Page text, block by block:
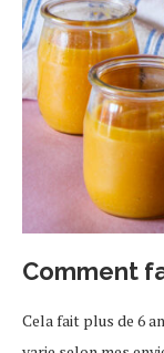
Comment
Cela fait plus de 6